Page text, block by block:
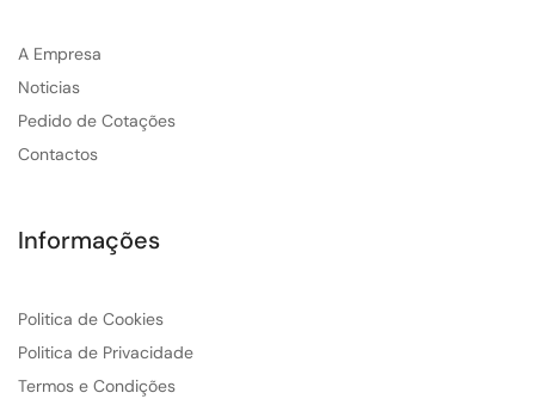
A Empresa
Noticias
Pedido de Cotações
Contactos
Informações
Politica de Cookies
Politica de Privacidade
Termos e Condições